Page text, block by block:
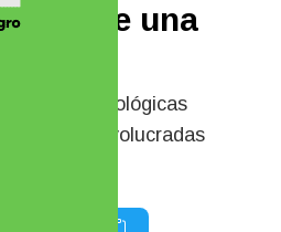
una
tecnológicas
personas involucradas